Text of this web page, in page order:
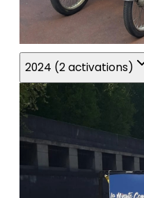
2024 (2 activations)